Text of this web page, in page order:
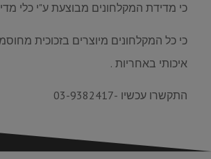
כי מדידת המקלחונים מבוצעת ע"י כלי
כי כל המקלחונים מיוצרים בזכוכית
איכותי באחריות .
התקשרו עכשיו -03-9382417